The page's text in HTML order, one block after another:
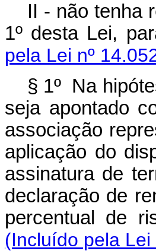
II - não tenha
1º desta Lei,
pela Lei nº
§ 1º Na
seja apontado
associação
aplicação do
assinatura de
declaração de
percentual de
(Incluído pela